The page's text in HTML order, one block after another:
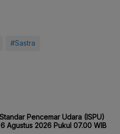
#Sastra